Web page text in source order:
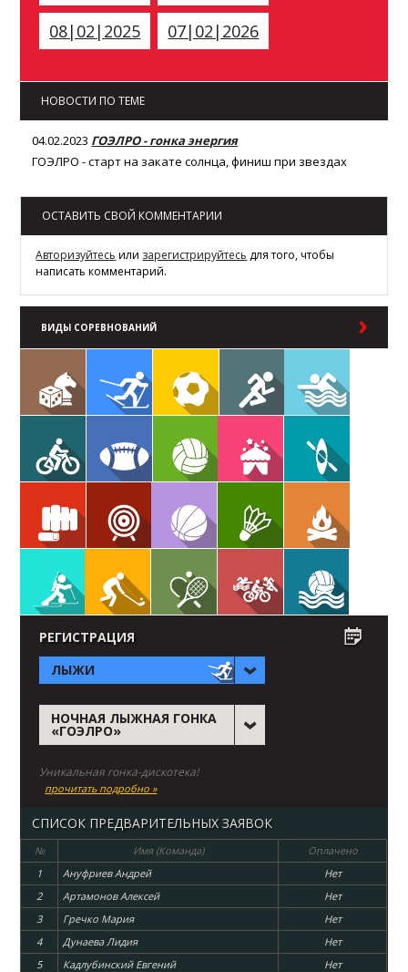
08|02|2025
07|02|2026
НОВОСТИ ПО ТЕМЕ
04.02.2023 ГОЭЛРО - гонка энергия
ГОЭЛРО - старт на закате солнца, финиш при звездах
ОСТАВИТЬ СВОЙ КОММЕНТАРИИ
Авторизуйтесь или зарегистрируйтесь для того, чтобы
написать комментарий.
ВИДЫ СОРЕВНОВАНИЙ
РЕГИСТРАЦИЯ
ЛЫЖИ
НОЧНАЯ ЛЫЖНАЯ ГОНКА
«ГОЭЛРО»
Уникальная гонка-дискотека!
прочитать подробно »
СПИСОК ПРЕДВАРИТЕЛЬНЫХ ЗАЯВОК
№ Имя (Команда)
Оплачено
1
Ануфриев Андрей
Нет
2
Артамонов Алексей
Нет
3
Гречко Мария
Нет
4
Дунаева Лидия
Нет
5
Кадлубинский Евгений
Нет